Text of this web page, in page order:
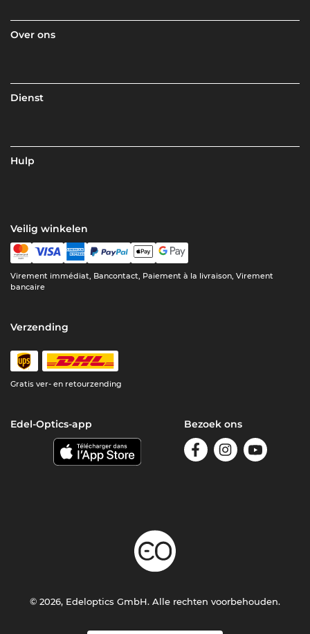
Over ons
Dienst
Hulp
Veilig winkelen
Virement immédiat, Bancontact, Paiement à la livraison, Virement
bancaire
Verzending
Gratis ver- en retourzending
Edel-Optics-app Bezoek ons
© 2026, Edeloptics GmbH. Alle rechten voorbehouden.